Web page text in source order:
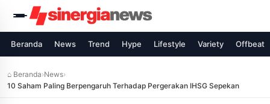
Beranda News Trend Hype Lifestyle Variety Offbeat
⌂ Beranda›News›
10 Saham Paling Berpengaruh Terhadap Pergerakan IHSG Sepekan